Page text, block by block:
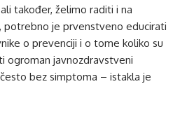
također, želimo raditi i na
potrebno je prvenstveno educirati
o prevenciji i o tome koliko su
ogroman javnozdravstveni
bez simptoma – istakla je